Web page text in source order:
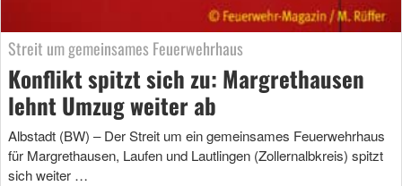
Streit um gemeinsames Feuerwehrhaus
Konflikt spitzt sich zu: Margrethausen
lehnt Umzug weiter ab
Albstadt (BW) – Der Streit um ein gemeinsames Feuerwehrhaus
für Margrethausen, Laufen und Lautlingen (Zollernalbkreis) spitzt
sich weiter …